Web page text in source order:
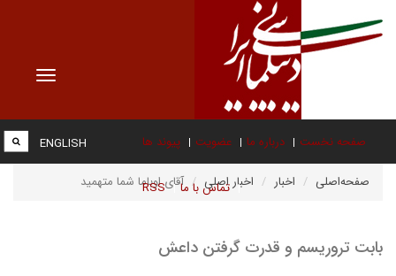
Toggle
صفحه نخست درباره ما عضویت پیوند ها
تماس با ما RSS
ENGLISH
صفحه‌اصلی اخبار اخبار اصلی آقای اوباما شما متهمید
بابت تروریسم و قدرت گرفتن داعش